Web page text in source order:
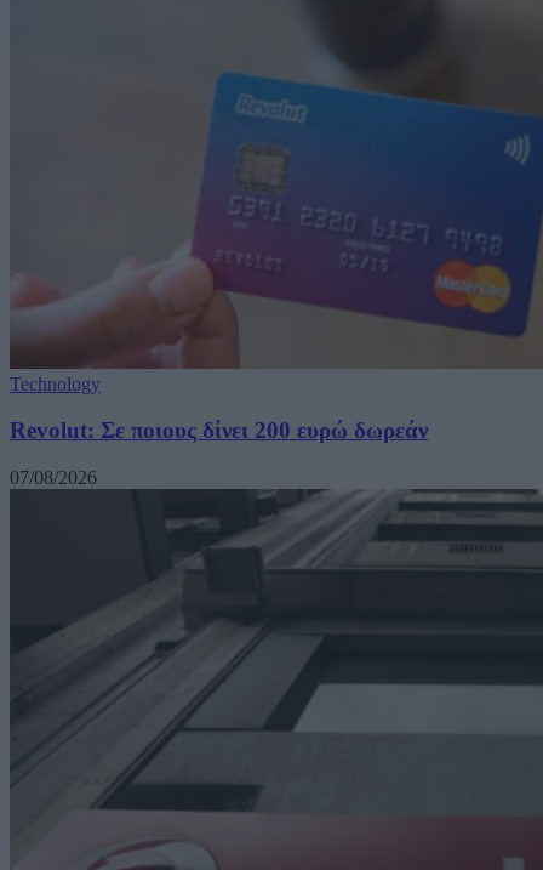
Technology
Revolut: Σε ποιους δίνει 200 ευρώ δωρεάν
07/08/2026